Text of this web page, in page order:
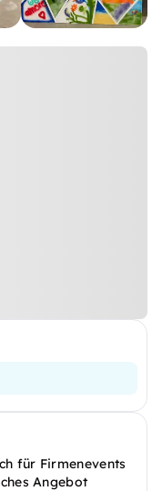
für Firmenevents
Angebot